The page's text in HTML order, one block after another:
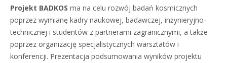
Projekt BADKOS ma na celu rozwój badań kosmicznych
poprzez wymianę kadry naukowej, badawczej, inżynieryjno-
technicznej i studentów z partnerami zagranicznymi, a także
poprzez organizację specjalistycznych warsztatów i
konferencji. Prezentacja podsumowania wyników projektu